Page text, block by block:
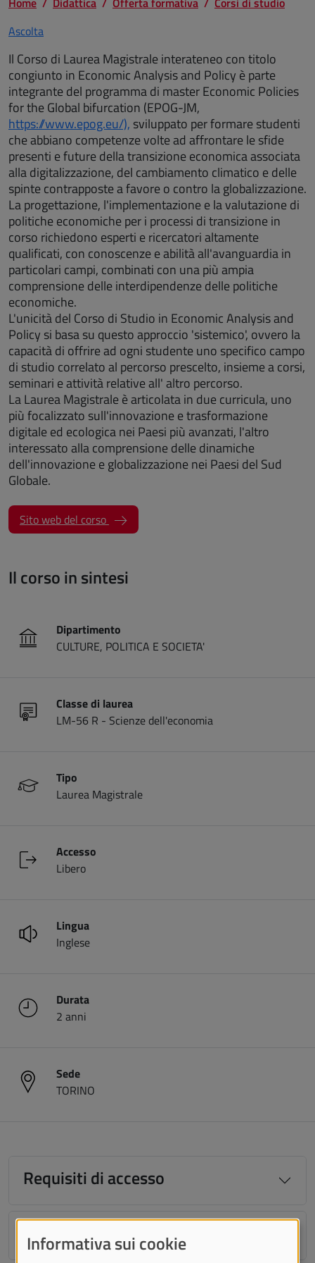
Ascolta
Il Corso di Laurea Magistrale interateneo con titolo
congiunto in Economic Analysis and Policy è parte
integrante del programma di master Economic Policies
for the Global bifurcation (EPOG-JM,
https://www.epog.eu/), sviluppato per formare studenti
che abbiano competenze volte ad affrontare le sfide
presenti e future della transizione economica associata
alla digitalizzazione, del cambiamento climatico e delle
spinte contrapposte a favore o contro la globalizzazione.
La progettazione, l'implementazione e la valutazione di
politiche economiche per i processi di transizione in
corso richiedono esperti e ricercatori altamente
qualificati, con conoscenze e abilità all'avanguardia in
particolari campi, combinati con una più ampia
comprensione delle interdipendenze delle politiche
economiche.
L'unicità del Corso di Studio in Economic Analysis and
Policy si basa su questo approccio 'sistemico', ovvero la
capacità di offrire ad ogni studente uno specifico campo
di studio correlato al percorso prescelto, insieme a corsi,
seminari e attività relative all' altro percorso.
La Laurea Magistrale è articolata in due curricula, uno
più focalizzato sull'innovazione e trasformazione
digitale ed ecologica nei Paesi più avanzati, l'altro
interessato alla comprensione delle dinamiche
dell'innovazione e globalizzazione nei Paesi del Sud
Globale.
Sito web del corso (apre una nuova finestra)
Il corso in sintesi
Dipartimento
CULTURE, POLITICA E SOCIETA'
Classe di laurea
LM-56 R - Scienze dell'economia
Tipo
Laurea Magistrale
Accesso
Libero
Lingua
Inglese
Durata
2 anni
Sede
TORINO
Requisiti di accesso
Insegnamenti
Informativa sui cookie